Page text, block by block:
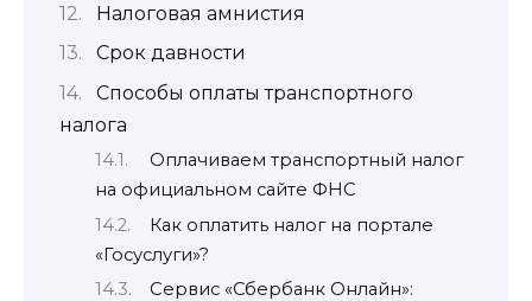
Налоговая амнистия
Срок давности
Способы оплаты транспортного
налога
Оплачиваем транспортный налог
на официальном сайте ФНС
Как оплатить налог на портале
«Госуслуги»?
Сервис «Сбербанк Онлайн»: